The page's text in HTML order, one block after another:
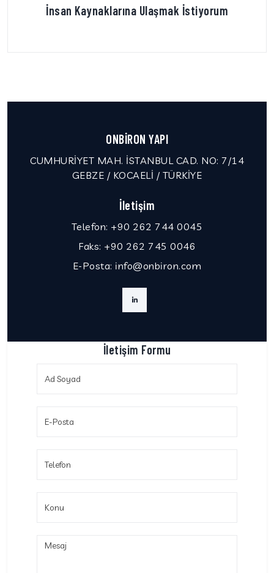
İnsan Kaynaklarına Ulaşmak İstiyorum
ONBİRON YAPI
CUMHURİYET MAH. İSTANBUL CAD. NO: 7/14
GEBZE / KOCAELİ / TÜRKİYE
İletişim
Telefon: +90 262 744 0045
Faks: +90 262 745 0046
E-Posta: info@onbiron.com
İletişim Formu